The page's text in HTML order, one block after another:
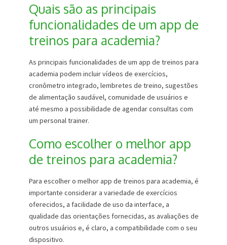
Quais são as principais
funcionalidades de um app de
treinos para academia?
As principais funcionalidades de um app de treinos para
academia podem incluir vídeos de exercícios,
cronômetro integrado, lembretes de treino, sugestões
de alimentação saudável, comunidade de usuários e
até mesmo a possibilidade de agendar consultas com
um personal trainer.
Como escolher o melhor app
de treinos para academia?
Para escolher o melhor app de treinos para academia, é
importante considerar a variedade de exercícios
oferecidos, a facilidade de uso da interface, a
qualidade das orientações fornecidas, as avaliações de
outros usuários e, é claro, a compatibilidade com o seu
dispositivo.